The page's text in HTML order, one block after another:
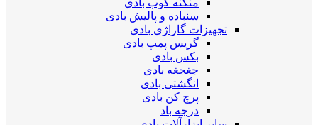
منگنه کوب بادی
سنباده و پالیش بادی
تجهیزات گاراژی بادی
گریس پمپ بادی
بکس بادی
جغجغه بادی
انگشتی بادی
پرچ کن بادی
درجه باد